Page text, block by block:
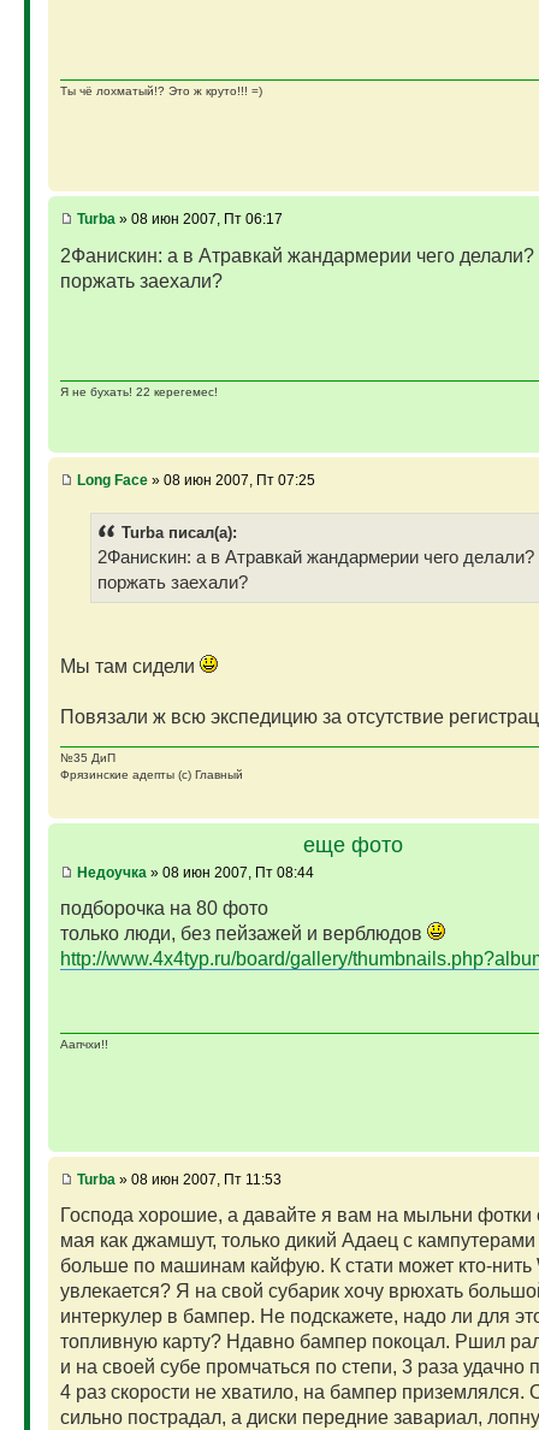
Ты чё лохматый!? Это ж круто!!! =)
Turba» 08 июн 2007, Пт 06:17
2Фанискин: а в Атравкай жандармерии чего делали?
поржать заехали?
Я не бухать! 22 керегемес!
Long Face» 08 июн 2007, Пт 07:25
Turba писал(а):
2Фанискин: а в Атравкай жандармерии чего делали?
поржать заехали?
Мы там сидели
Повязали ж всю экспедицию за отсутствие
№35 ДиП
Фрязинские адепты (с) Главный
еще фото
Недоучка» 08 июн 2007, Пт 08:44
подборочка на 80 фото
только люди, без пейзажей и верблюдов
http://www.4x4typ.ru/board/gallery/
Аапчхи!!
Turba» 08 июн 2007, Пт 11:53
Господа хорошие, а давайте я вам на мыльни фотки
мая как джамшут, только дикий Адаец с
больше по машинам кайфую. К стати может кто-нить
увлекается? Я на свой субарик хочу врюхать
интеркулер в бампер. Не подскажете, надо ли для
топливную карту? Ндавно бампер покоцал. Ршил
и на своей субе промчаться по степи, 3 раза удачно
4 раз скорости не хватило, на бампер приземлялся.
сильно пострадал, а диски передние завариал,